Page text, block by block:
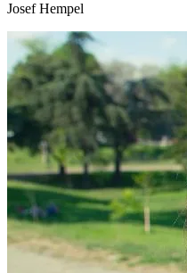
Josef Hempel